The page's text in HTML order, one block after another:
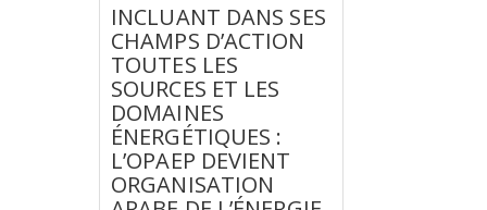
INCLUANT DANS SES
CHAMPS D’ACTION
TOUTES LES
SOURCES ET LES
DOMAINES
ÉNERGÉTIQUES :
L’OPAEP DEVIENT
ORGANISATION